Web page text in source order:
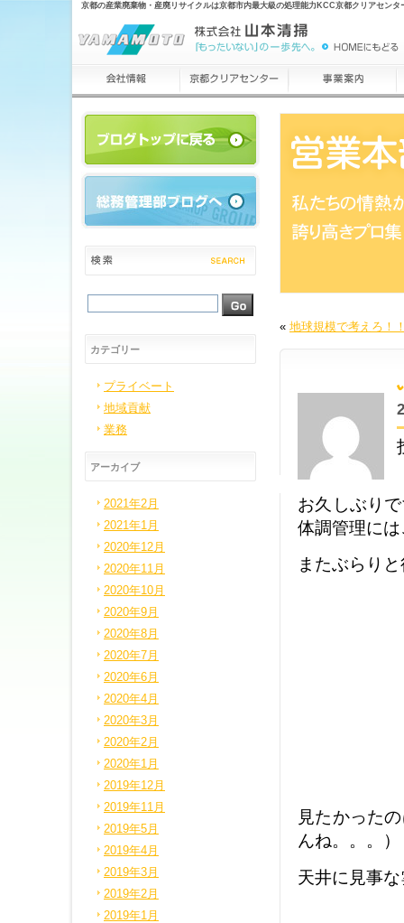
京都の産業廃棄物・産廃リサイクルは京都市内最大級の処理能力KCC京都クリアセンタ
« 地球規模で考えろ！
お久しぶり
体調管理に
またぶらり
見たかった
んね。。。）
天井に見事
カテゴリー
プライベート
地域貢献
業務
アーカイブ
2021年2月
2021年1月
2020年12月
2020年11月
2020年10月
2020年9月
2020年8月
2020年7月
2020年6月
2020年4月
2020年3月
2020年2月
2020年1月
2019年12月
2019年11月
2019年5月
2019年4月
2019年3月
2019年2月
2019年1月